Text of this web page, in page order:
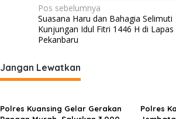
N
a
v
i
g
s
Pos sebelumnya
Suasana Haru dan Bahagia Selimuti
Kunjungan Idul Fitri 1446 H di Lapas
Pekanbaru
Jangan Lewatkan
Polres Kuansing Gelar Gerakan
Polres